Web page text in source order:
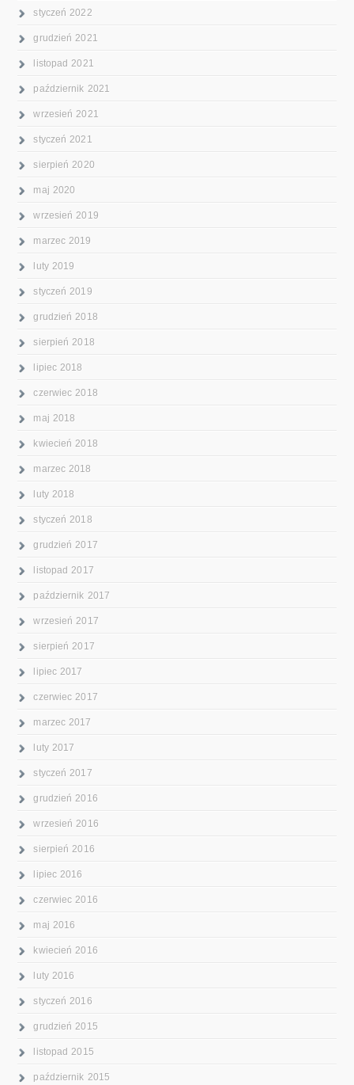
styczeń 2022
grudzień 2021
listopad 2021
październik 2021
wrzesień 2021
styczeń 2021
sierpień 2020
maj 2020
wrzesień 2019
marzec 2019
luty 2019
styczeń 2019
grudzień 2018
sierpień 2018
lipiec 2018
czerwiec 2018
maj 2018
kwiecień 2018
marzec 2018
luty 2018
styczeń 2018
grudzień 2017
listopad 2017
październik 2017
wrzesień 2017
sierpień 2017
lipiec 2017
czerwiec 2017
marzec 2017
luty 2017
styczeń 2017
grudzień 2016
wrzesień 2016
sierpień 2016
lipiec 2016
czerwiec 2016
maj 2016
kwiecień 2016
luty 2016
styczeń 2016
grudzień 2015
listopad 2015
październik 2015